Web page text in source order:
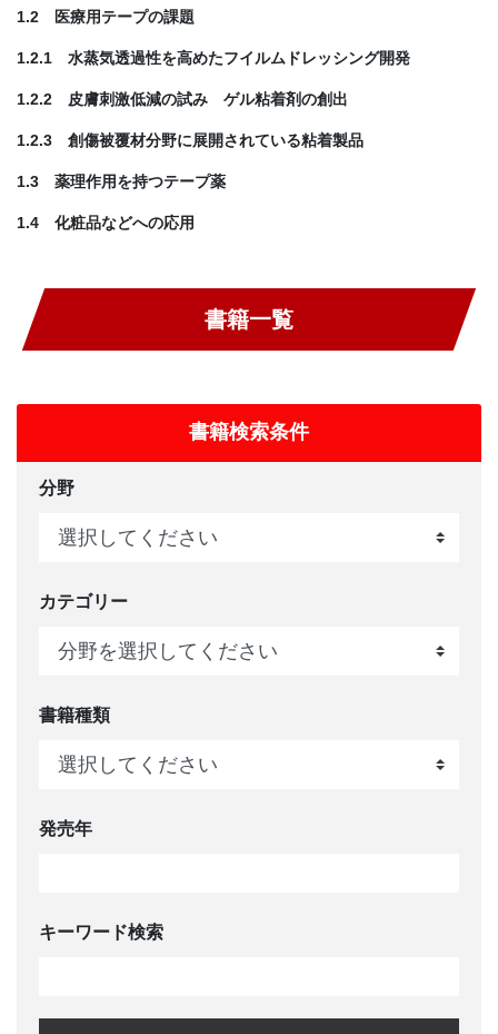
1.2 医療用テープの課題
1.2.1 水蒸気透過性を高めたフイルムドレッシング開発
1.2.2 皮膚刺激低減の試み ゲル粘着剤の創出
1.2.3 創傷被覆材分野に展開されている粘着製品
1.3 薬理作用を持つテープ薬
1.4 化粧品などへの応用
書籍一覧
書籍検索条件
分野
カテゴリー
書籍種類
発売年
キーワード検索